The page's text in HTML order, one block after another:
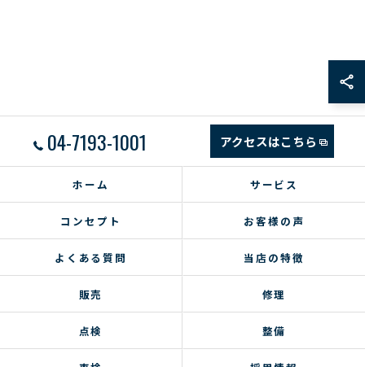
04-7193-1001 アクセスはこちら
ホーム サービス
コンセプト お客様の声
よくある質問 当店の特徴
販売 修理
点検 整備